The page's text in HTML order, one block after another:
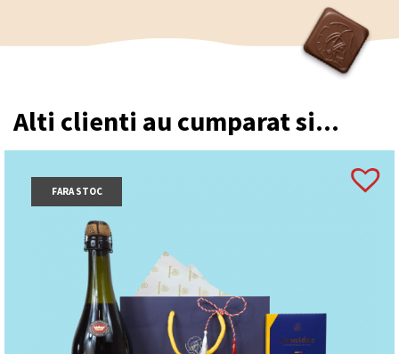
Alti clienti au cumparat si...
FARA STOC